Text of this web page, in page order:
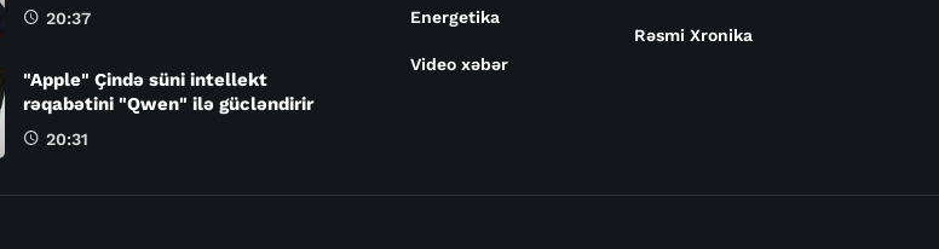
20:37
"Apple" Çində süni intellekt
rəqabətini "Qwen" ilə gücləndirir
20:31
Energetika
Video xəbər
Rəsmi Xronika